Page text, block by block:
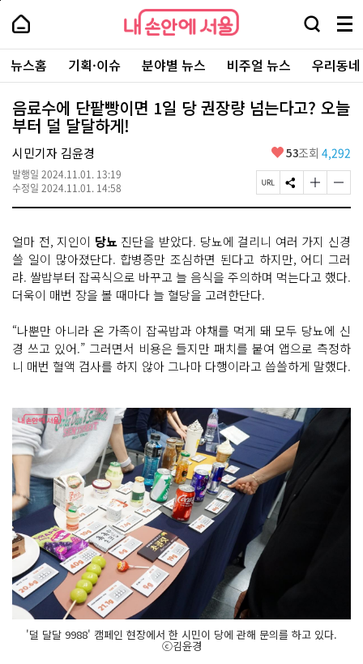
본
로
가
내
손
안
에
서
울
-
서
울
시
대
표
소
통
포
내
손
에
울
검
창
열
기
메
뉴
전
체
보
기
주
요
서
뉴스홈 기획·이슈 분야별 뉴스 비주얼 뉴스 우리동
음료수에 단팥빵이면 1일 당 권장량 넘는다고? 오늘
부터 덜 달달하게!
시민기자 김윤경
발행일 2024.11.01. 13:19
수정일 2024.11.01. 14:58
좋
요
53조회 4,292
페
이
R
L
복
사
S
N
유
하
기
글
자
크
게
변
경
글
자
작
게
변
경
얼마 전, 지인이 당뇨진단을 받았다. 당뇨에 걸리니 여러 가지 신경
쓸 일이 많아졌단다. 합병증만 조심하면 된다고 하지만, 어디 그러
랴. 쌀밥부터 잡곡식으로 바꾸고 늘 음식을 주의하며 먹는다고 했다.
더욱이 매번 장을 볼 때마다 늘 혈당을 고려한단다.
“나뿐만 아니라 온 가족이 잡곡밥과 야채를 먹게 돼 모두 당뇨에 신
경 쓰고 있어.” 그러면서 비용은 들지만 패치를 붙여 앱으로 측정하
니 매번 혈액 검사를 하지 않아 그나마 다행이라고 씁쓸하게 말했다.
'덜 달달 9988' 캠페인 현장에서 한 시민이 당에 관해 문의를 하고 있다.
ⓒ김윤경
페
상
단
로